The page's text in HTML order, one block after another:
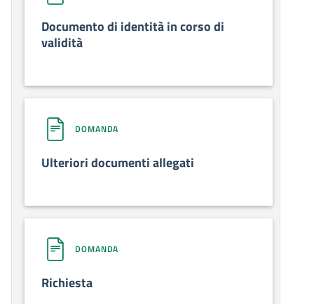
Documento di identità in corso di
validità
DOMANDA
Ulteriori documenti allegati
DOMANDA
Richiesta